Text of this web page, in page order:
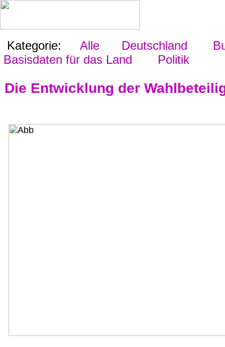
Kategorie: Alle Deutschland
Basisdaten für das Land
Politik
Die Entwicklung der